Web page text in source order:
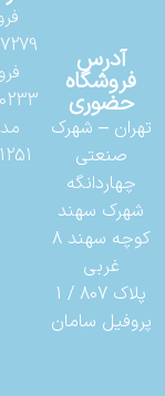
آدرس
فروشگاه
حضوری
تهران – شهرک
صنعتی
چهاردانگه
شهرک سهند
کوچه سهند 8
غربی
پلاک 807 / 1
پروفیل سامان